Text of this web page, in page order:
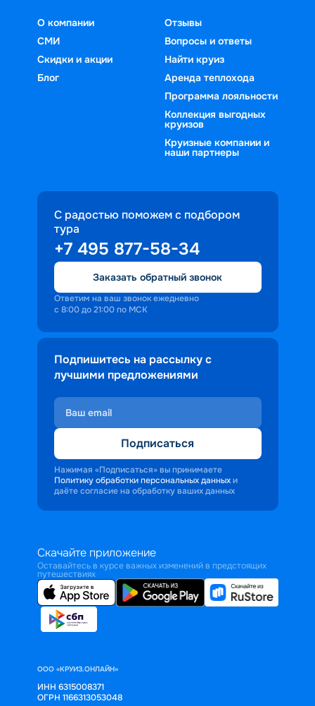
О компании
СМИ
Скидки и акции
Блог
Отзывы
Вопросы и ответы
Найти круиз
Аренда теплохода
Программа лояльности
Коллекция выгодных
круизов
Круизные компании и
наши партнеры
С радостью поможем с подбором
тура
+7 495 877-58-34
Заказать обратный звонок
Ответим на ваш звонок ежедневно
с 8:00 до 21:00 по МСК
Подпишитесь на рассылку с
лучшими предложениями
Подписаться
Нажимая «Подписаться» вы принимаете
Политику обработки персональных данных и
даёте согласие на обработку ваших данных
Скачайте приложение
Оставайтесь в курсе важных изменений в предстоящих
путешествиях
ООО «КРУИЗ.ОНЛАЙН»
ИНН 6315008371
ОГРН 1166313053048